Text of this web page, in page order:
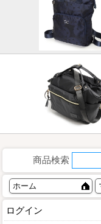
商品検索
ホーム
ログイン